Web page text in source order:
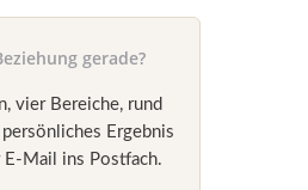
gerade?
vier Bereiche, rund
Ergebnis
E-Mail ins Postfach.